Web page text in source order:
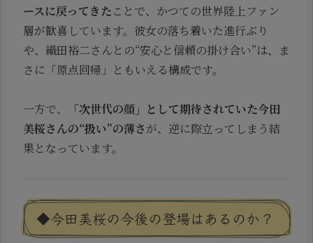
ースに戻ってきたことで、かつての世界陸上ファン
層が歓喜しています。彼女の落ち着いた進行ぶり
や、織田裕二さんとの“安心と信頼の掛け合い”は、ま
さに「原点回帰」ともいえる構成です。
一方で、
「次世代の顔」として期待されていた今田
美桜さんの“扱い”の薄さが、逆に際立ってしまう結
果となっています。
◆今田美桜の今後の登場はあるのか？